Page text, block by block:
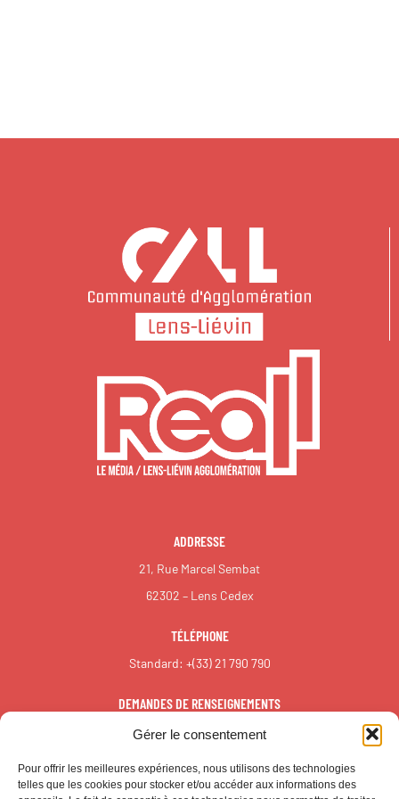
Gérer le consentement
Pour offrir les meilleures expériences, nous utilisons des technologies
telles que les cookies pour stocker et/ou accéder aux informations des
ADDRESSE
21, Rue Marcel Sembat
62302 – Lens Cedex
TÉLÉPHONE
Standard: +(33) 21 790 790
DEMANDES DE RENSEIGNEMENTS
redaction@reall.info